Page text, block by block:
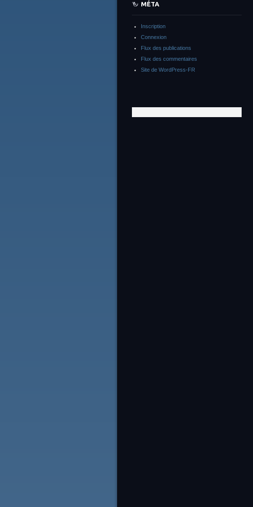
MÉTA
Inscription
Connexion
Flux des publications
Flux des commentaires
Site de WordPress-FR